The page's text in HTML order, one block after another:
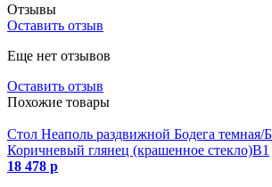
Отзывы
Оставить отзыв
Еще нет отзывов
Оставить отзыв
Похожие товары
Стол Неаполь раздвижной Бодега темная/
Коричневый глянец (крашенное стекло)В1
18 478 р